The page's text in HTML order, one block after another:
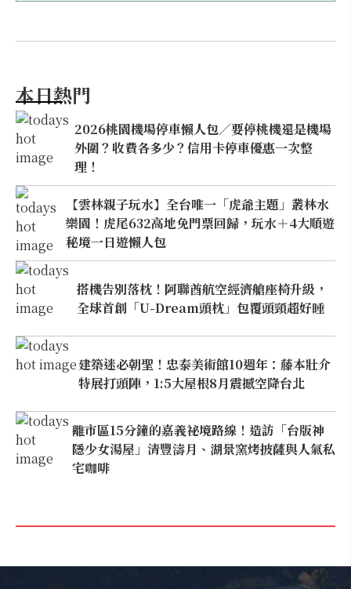
本日熱門
2026桃園機場停車懶人包／要停桃機還是機場
外圍？收費各多少？信用卡停車優惠一次整
理！
【雲林親子玩水】全台唯一「虎爺主題」叢林水
樂園！虎尾632高地免門票回歸，玩水＋4大順遊
秘境一日遊懶人包
搭機告別落枕！阿聯酋航空經濟艙座椅升級，
全球首創「U-Dream頭枕」包覆頭頸超好睡
建築迷必朝聖！忠泰美術館10週年：藤本壯介
特展打頭陣，1:5大屋根8月震撼空降台北
離市區15分鐘的嘉義祕境路線！造訪「台版神
隱少女湯屋」清豐濤月、湖景窯烤披薩與人氣私
宅咖啡